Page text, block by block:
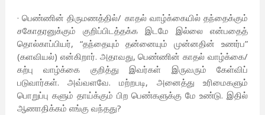
· பெண்ணின் திருமணத்தில்/ காதல் வாழ்க்கையில் தந்தைக்கும்
சகோதரனுக்கும் குறிப்பிடத்தக்க இடமே இல்லை என்பதைத்
தொல்காப்பியர், “தந்தையும் தன்னையும் முன்னதின் உணர்ப”
(களவியல்) என்கிறார். அதாவது, பெண்ணின் காதல் வாழ்க்கை/
கற்பு வாழ்க்கை குறித்து இவர்கள் இருவரும் கேள்விப்
படுவார்கள். அவ்வளவே. மற்றபடி, அனைத்து உரிமைகளும்
பொறுப்பு களும் தாய்க்கும் பிற பெண்களுக்கு மே உண்டு. இதில்
ஆணாதிக்கம் எங்கு வந்தது?